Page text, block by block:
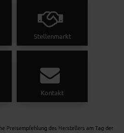
Stellenmarkt
Kontakt
Preisempfehlung des Herstellers am Tag der